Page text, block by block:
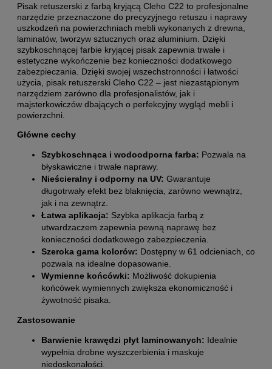
Pisak retuszerski z farbą kryjącą Cleho C22 to profesjonalne
narzędzie przeznaczone do precyzyjnego retuszu i naprawy
uszkodzeń na powierzchniach mebli wykonanych z drewna,
laminatów, tworzyw sztucznych oraz aluminium.
Dzięki
szybkoschnącej farbie kryjącej pisak zapewnia trwałe i
estetyczne wykończenie bez konieczności dodatkowego
zabezpieczania. Dzięki swojej wszechstronności i łatwości
użycia, pisak retuszerski Cleho C22 – jest niezastąpionym
narzędziem zarówno dla profesjonalistów, jak i
majsterkowiczów dbających o perfekcyjny wygląd mebli i
powierzchni.
Główne cechy
Szybkoschnąca i wodoodporna farba: Pozwala na
błyskawiczne i trwałe naprawy.
Nieścieralny i odporny na UV: Gwarantuje
długotrwały efekt bez blaknięcia, zarówno wewnątrz,
jak i na zewnątrz.
Łatwa aplikacja: Szybka aplikacja farbą z
utwardzaczem zapewnia pewną naprawę bez
konieczności dodatkowego zabezpieczenia.
Szeroka gama kolorów: Dostępny w 61 odcieniach, co
pozwala na idealne dopasowanie.
Wymienne końcówki: Możliwość dokupienia
końcówek wymiennych zwiększa ekonomiczność i
żywotność pisaka.
Zastosowanie
Barwienie krawędzi płyt laminowanych: Idealnie
wypełnia drobne wyszczerbienia i maskuje
niedoskonałości.